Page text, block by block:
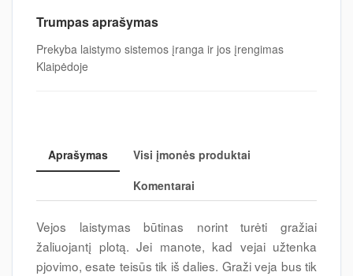
Trumpas aprašymas
Prekyba laistymo sistemos įranga ir jos įrengimas
Klaipėdoje
Aprašymas
Visi įmonės produktai
Komentarai
Vejos laistymas būtinas norint turėti gražiai
žaliuojantį plotą. Jei manote, kad vejai užtenka
pjovimo, esate teisūs tik iš dalies. Graži veja bus tik